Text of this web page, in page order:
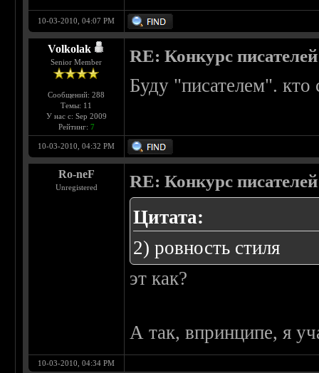
10-03-2010, 04:07 PM
Volkolak
Senior Member
Сообщений: 288
Темы: 11
У нас с: Sep 2009
Рейтинг: 7
RE: Конкурс писателей
Буду "писателем". кто
10-03-2010, 04:32 PM
Ro-neF
Unregistered RE: Конкурс писателей
Цитата:
2) ровность стиля
эт как?
А так, впринципе, я
10-03-2010, 04:34 PM